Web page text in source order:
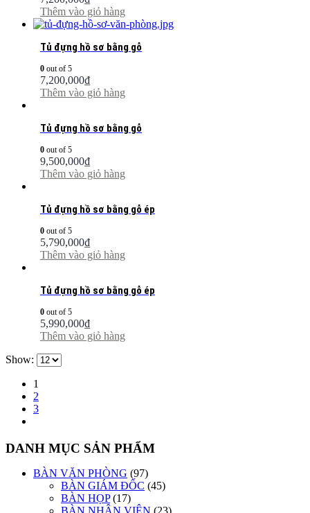
Thêm vào giỏ hàng
Tủ đựng hồ sơ bằng gỗ
0 out of 5
7,200,000₫
Thêm vào giỏ hàng
Tủ đựng hồ sơ bằng gỗ
0 out of 5
9,500,000₫
Thêm vào giỏ hàng
Tủ đựng hồ sơ bằng gỗ ép
0 out of 5
5,790,000₫
Thêm vào giỏ hàng
Tủ đựng hồ sơ bằng gỗ ép
0 out of 5
5,990,000₫
Thêm vào giỏ hàng
Show:
1
2
3
DANH MỤC SẢN PHẨM
BÀN VĂN PHÒNG (97)
BÀN GIÁM ĐỐC (45)
BÀN HỌP (17)
BÀN NHÂN VIÊN (23)